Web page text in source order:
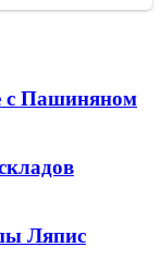
с Пашиняном
Ляпис